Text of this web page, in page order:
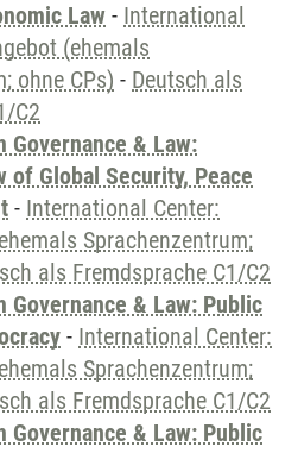
Law - International
(ehemals
ohne CPs) - Deutsch als
C2
Governance & Law:
of Global Security, Peace
- International Center:
Sprachenzentrum;
als Fremdsprache C1/C2
Governance & Law: Public
- International Center:
Sprachenzentrum;
als Fremdsprache C1/C2
Governance & Law: Public